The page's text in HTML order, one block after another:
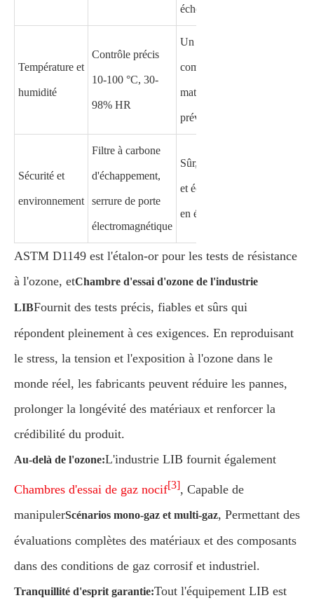
échecs
Température et
humidité
Contrôle précis
10-100 °C, 30-
98% HR
Un
comportement
matériel
prévisible
Sécurité et
environnement
Filtre à carbone
d'échappement,
serrure de porte
électromagnétique
Sûr, conforme
et économe
en énergie
ASTM D1149 est l'étalon-or pour les tests de résistance
à l'ozone, etChambre d'essai d'ozone de l'industrie
LIBFournit des tests précis, fiables et sûrs qui
répondent pleinement à ces exigences. En reproduisant
le stress, la tension et l'exposition à l'ozone dans le
monde réel, les fabricants peuvent réduire les pannes,
prolonger la longévité des matériaux et renforcer la
crédibilité du produit.
Au-delà de l'ozone:L'industrie LIB fournit également
Chambres d'essai de gaz nocif[3], Capable de
manipulerScénarios mono-gaz et multi-gaz, Permettant des
évaluations complètes des matériaux et des composants
dans des conditions de gaz corrosif et industriel.
Tranquillité d'esprit garantie:Tout l'équipement LIB est